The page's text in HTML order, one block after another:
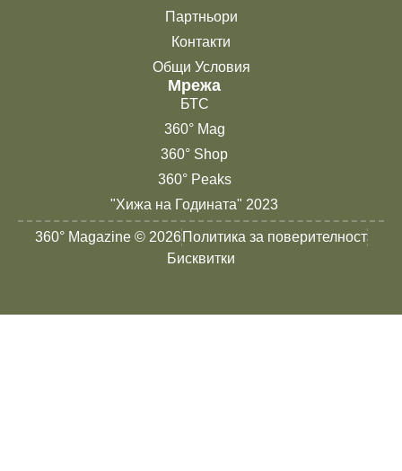
Партньори
Контакти
Общи Условия
Мрежа
БТС
360° Mag
360° Shop
360° Peaks
"Хижа на Годината" 2023
360° Magazine © 2026Политика за поверителност
Бисквитки